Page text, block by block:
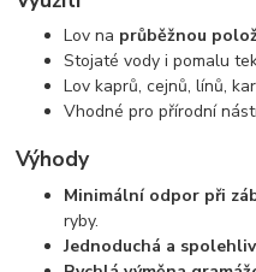
Lov na průběžnou
Stojaté vody i pomalu
Lov kaprů, cejnů, línů,
Vhodné pro přírodní
Výhody
Minimální odpor při
ryby.
Jednoduchá a